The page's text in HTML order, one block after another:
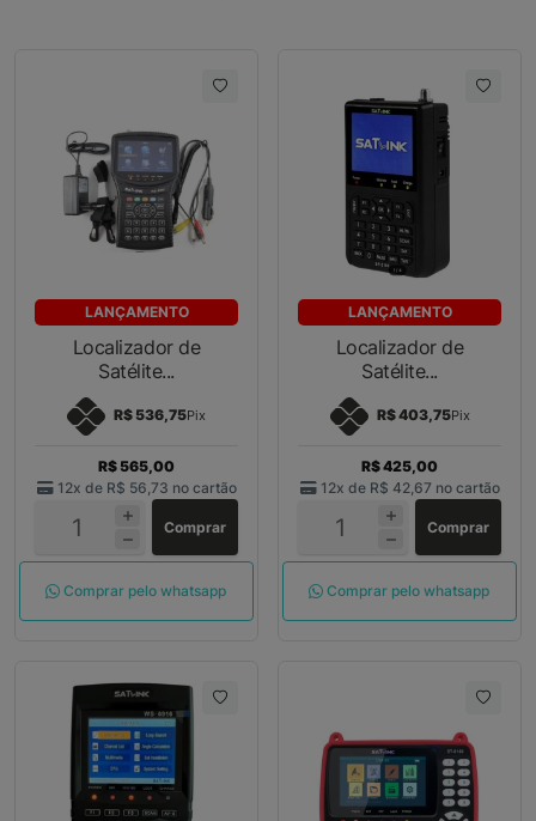
LANÇAMENTO
Localizador de
Satélite...
R$ 536,75Pix
R$ 565,00
12x de R$ 56,73 no cartão
Comprar
Comprar pelo whatsapp
LANÇAMENTO
Localizador de
Satélite...
R$ 403,75Pix
R$ 425,00
12x de R$ 42,67 no cartão
Comprar
Comprar pelo whatsapp